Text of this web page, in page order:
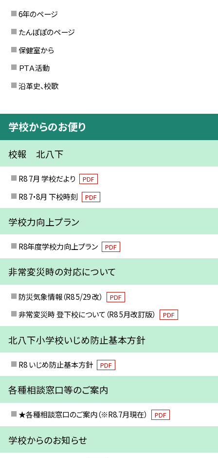
6年のページ
たんぽぽのページ
保健室から
ＰＴＡ活動
沿革史、校歌
学校からのお便り
校報 北八下
R8 7月 学校だより PDF
R8 7・8月 下校時刻 PDF
学校力向上プラン
R8年度学校力向上プラン PDF
非常変災時の対応について
防災気象情報（R8 5/29 改） PDF
非常変災時 登下校について（R8 5月改訂版） PDF
北八下小学校いじめ防止基本方針
R8 いじめ防止基本方針 PDF
各種相談窓口等のご案内
★各種相談窓口のご案内（※R8.7月現在） PDF
学校からのお知らせ